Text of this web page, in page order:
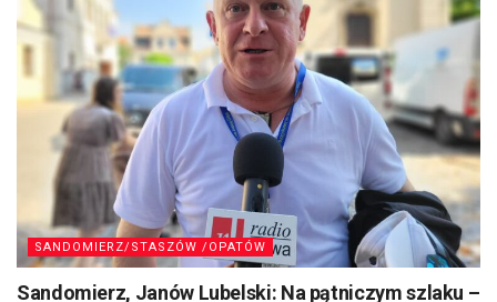
SANDOMIERZ/STASZÓW /OPATÓW
Sandomierz, Janów Lubelski: Na pątniczym szlaku –